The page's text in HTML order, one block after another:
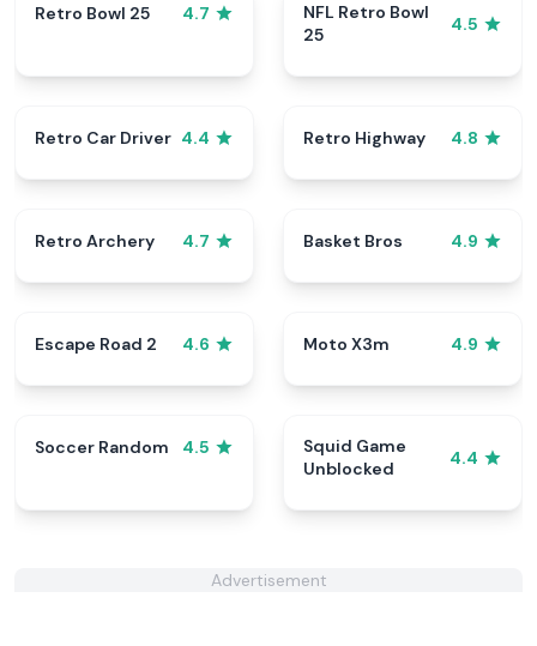
Retro Bowl 25 4.7
NFL Retro Bowl
25
4.5
Retro Car Driver 4.4 Retro Highway 4.8
Retro Archery 4.7 Basket Bros 4.9
Escape Road 2 4.6 Moto X3m 4.9
Soccer Random 4.5
Squid Game
Unblocked
4.4
Advertisement